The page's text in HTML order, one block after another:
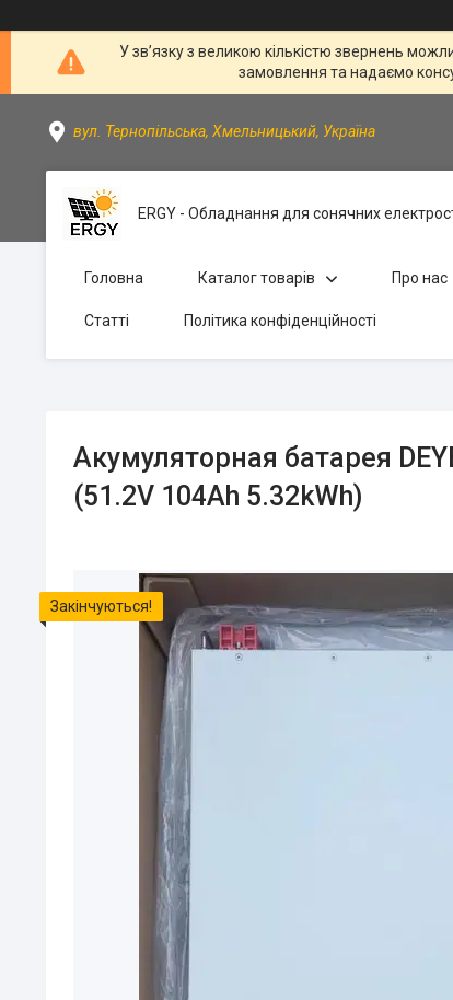
У зв’язку з великою кількістю звернень
замовлення та надаємо
вул. Тернопільська, Хмельницький, Україна
ERGY - Обладнання для сонячних
Головна Каталог товарів Про нас
Статті Політика конфіденційності
Акумуляторная батарея
(51.2V 104Ah 5.32kWh)
Закінчуються!